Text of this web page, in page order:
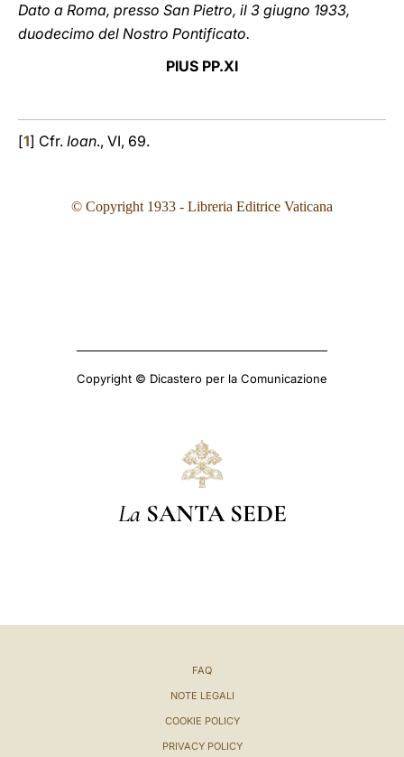
Dato a Roma, presso San Pietro, il 3 giugno 1933,
duodecimo del Nostro Pontificato.
PIUS PP.XI
[1] Cfr. Ioan., VI, 69.
© Copyright 1933 - Libreria Editrice Vaticana
Copyright © Dicastero per la Comunicazione
La SANTA SEDE
FAQ
NOTE LEGALI
COOKIE POLICY
PRIVACY POLICY